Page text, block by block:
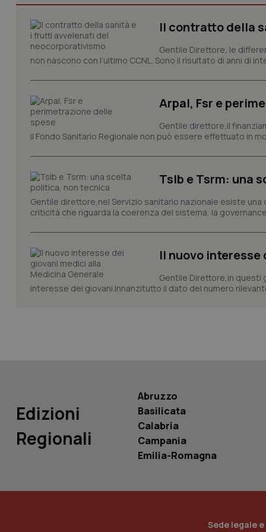
Il contratto della
Gentile Direttore, le
non nascono con l’ultimo CCNL. Sono il risultato di anni di
Arpal, Fsr e
Gentile direttore,il
il Fondo Sanitario Regionale non può essere effettuato in
Tslb e Tsrm: una
Gentile direttore,nel Servizio sanitario nazionale esiste
criticità che riguarda la coerenza del sistema, la
Il nuovo
Gentile Direttore,in questi
interesse dei giovani.Innanzitutto il dato del numero
Edizioni
Regionali
Abruzzo
Basilicata
Calabria
Campania
Emilia-Romagna
Sede legale
I cookie necessari
Nome
tracking-sites-
session-id
VISITOR_INFO1_LIVE